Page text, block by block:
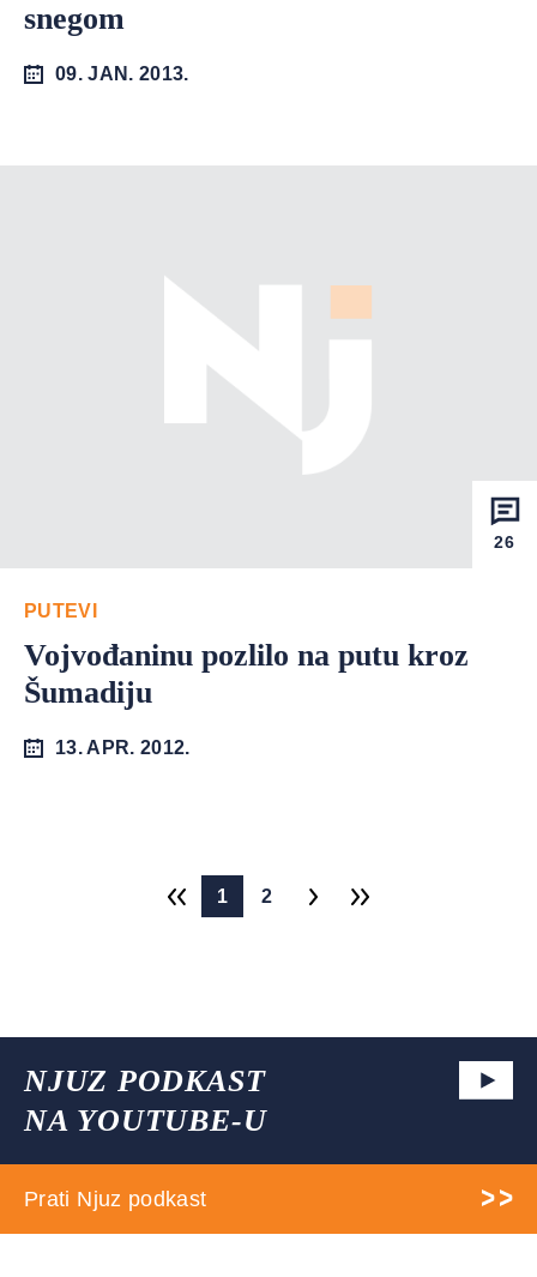
snegom
09. JAN. 2013.
26
PUTEVI
Vojvođaninu pozlilo na putu kroz
Šumadiju
13. APR. 2012.
1 2
NJUZ PODKAST
NA YOUTUBE-U
Prati Njuz podkast